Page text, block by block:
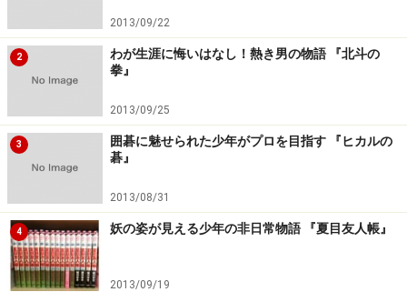
2013/09/22
2
わが生涯に悔いはなし！熱き男の物語 『北斗の
拳』
2013/09/25
3
囲碁に魅せられた少年がプロを目指す 『ヒカルの
碁』
2013/08/31
4 妖の姿が見える少年の非日常物語 『夏目友人帳』
2013/09/19